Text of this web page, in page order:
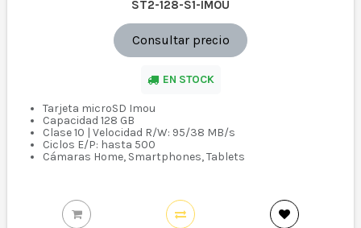
ST2-128-S1-IMOU
Consultar precio
EN STOCK
Tarjeta microSD Imou
Capacidad 128 GB
Clase 10 | Velocidad R/W: 95/38 MB/s
Ciclos E/P: hasta 500
Cámaras Home, Smartphones, Tablets